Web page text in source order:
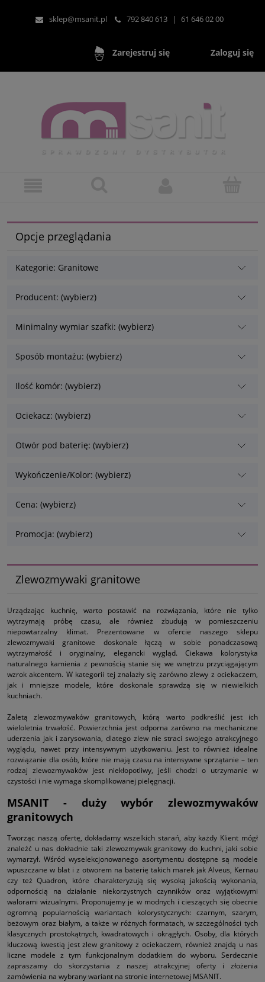
sklep@msanit.pl 792 840 613 | 61 646 02 00
Zarejestruj się Zaloguj się
Opcje przeglądania
Kategorie: Granitowe
Producent: (wybierz)
Minimalny wymiar szafki: (wybierz)
Sposób montażu: (wybierz)
Ilość komór: (wybierz)
Ociekacz: (wybierz)
Otwór pod baterię: (wybierz)
Wykończenie/Kolor: (wybierz)
Cena: (wybierz)
Promocja: (wybierz)
Zlewozmywaki granitowe
Urządzając kuchnię, warto postawić na rozwiązania, które nie tylko
wytrzymają próbę czasu, ale również zbudują w pomieszczeniu
niepowtarzalny klimat. Prezentowane w ofercie naszego sklepu
zlewozmywaki granitowe doskonale łączą w sobie ponadczasową
wytrzymałość i oryginalny, elegancki wygląd. Ciekawa kolorystyka
naturalnego kamienia z pewnością stanie się we wnętrzu przyciągającym
wzrok akcentem. W kategorii tej znalazły się zarówno zlewy z ociekaczem,
jak i mniejsze modele, które doskonale sprawdzą się w niewielkich
kuchniach.
Zaletą zlewozmywaków granitowych, którą warto podkreślić jest ich
wieloletnia trwałość. Powierzchnia jest odporna zarówno na mechaniczne
uderzenia jak i zarysowania, dlatego zlew nie straci swojego atrakcyjnego
wyglądu, nawet przy intensywnym użytkowaniu. Jest to również idealne
rozwiązanie dla osób, które nie mają czasu na intensywne sprzątanie – ten
rodzaj zlewozmywaków jest niekłopotliwy, jeśli chodzi o utrzymanie w
czystości i nie wymaga skomplikowanej pielęgnacji.
MSANIT - duży wybór zlewozmywaków
granitowych
Tworząc naszą ofertę, dokładamy wszelkich starań, aby każdy Klient mógł
znaleźć u nas dokładnie taki zlewozmywak granitowy do kuchni, jaki sobie
wymarzył. Wśród wyselekcjonowanego asortymentu dostępne są modele
wpuszczane w blat i z otworem na baterię takich marek jak Alveus, Kernau
czy też Quadron, które charakteryzują się wysoką jakością wykonania,
odpornością na działanie niekorzystnych czynników oraz wyjątkowymi
walorami wizualnymi. Proponujemy je w modnych i cieszących się obecnie
ogromną popularnością wariantach kolorystycznych: czarnym, szarym,
beżowym oraz białym, a także w różnych formatach, w szczególności tych
klasycznych prostokątnych, kwadratowych i okrągłych. Osoby, dla których
kluczową kwestią jest zlew granitowy z ociekaczem, również znajdą u nas
liczne modele z tym funkcjonalnym dodatkiem do wyboru. Serdecznie
zapraszamy do skorzystania z naszej atrakcyjnej oferty i złożenia
zamówienia na wybrany wariant na stronie internetowej MSANIT.